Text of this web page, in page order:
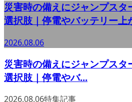
災害時の備えにジャンプスタ
選択肢｜停電やバッテリー上
2026.08.06
災害時の備えにジャンプスタ
選択肢｜停電やバ...
2026.08.06特集記事